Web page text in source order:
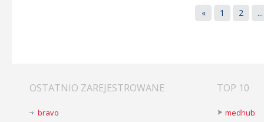
« 1 2 ...
OSTATNIO ZAREJESTROWANE
bravo
TOP 10
medhub